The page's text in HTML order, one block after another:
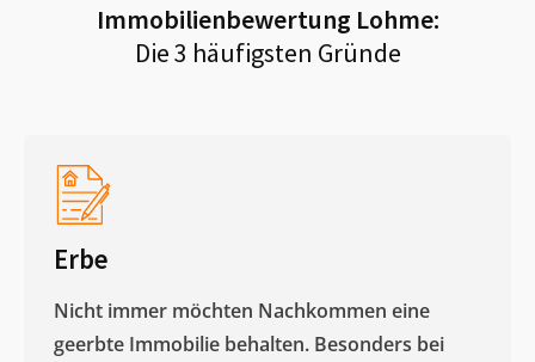
Immobilienbewertung Lohme:
Die 3 häufigsten Gründe
Erbe
Nicht immer möchten Nachkommen eine
geerbte Immobilie behalten. Besonders bei